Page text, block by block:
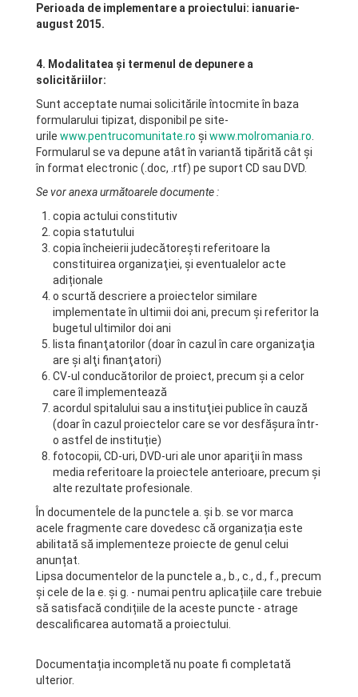
Perioada de implementare a proiectului: ianuarie-
august 2015.
4. Modalitatea şi termenul de depunere a
solicităriilor:
Sunt acceptate numai solicitările întocmite în baza
formularului tipizat, disponibil pe site-
urile www.pentrucomunitate.ro și www.molromania.ro
Formularul se va depune atât în variantă tipărită cât și
în format electronic (.doc, .rtf) pe suport CD sau DVD.
Se vor anexa următoarele documente :
copia actului constitutiv
copia statutului
copia încheierii judecătoreşti referitoare la
constituirea organizaţiei, și eventualelor acte
adiționale
o scurtă descriere a proiectelor similare
implementate în ultimii doi ani, precum şi referitor la
bugetul ultimilor doi ani
lista finanţatorilor (doar în cazul în care organizaţia
are şi alţi finanţatori)
CV-ul conducătorilor de proiect, precum şi a celor
care îl implementează
acordul spitalului sau a instituţiei publice în cauză
(doar în cazul proiectelor care se vor desfășura într-
o astfel de instituție)
fotocopii, CD-uri, DVD-uri ale unor apariţii în mass
media referitoare la proiectele anterioare, precum și
alte rezultate profesionale.
În documentele de la punctele a. și b. se vor marca
acele fragmente care dovedesc că organizația este
abilitată să implementeze proiecte de genul celui
anunțat.
Lipsa documentelor de la punctele a., b., c., d., f., precum
și cele de la e. și g. - numai pentru aplicațiile care trebuie
să satisfacă condițiile de la aceste puncte - atrage
descalificarea automată a proiectului.
Documentația incompletă nu poate fi completată
ulterior.